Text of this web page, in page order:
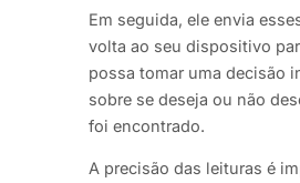
Em seguida, ele envia
volta ao seu dispositivo
possa tomar uma decisão
sobre se deseja ou não
foi encontrado.
A precisão das leituras é